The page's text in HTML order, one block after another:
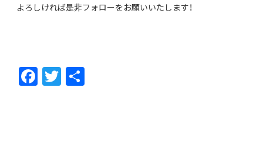
よろしければ是非フォローをお願いいたします！
F
ac
T
w